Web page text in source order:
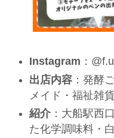
Instagram ：
出店内容 ：発酵
メイド・福祉雑
紹介 ：大船駅西
た化学調味料・